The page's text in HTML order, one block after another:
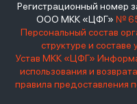
Регистрационный номер
ООО МКК «ЦФГ» №
Персональный состав
структуре и
Устав МКК «ЦФГ»
использования и
правила предоставления